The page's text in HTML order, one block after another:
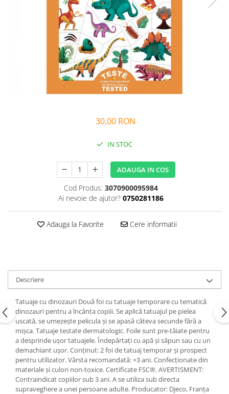
Alfabet si matematica
Jocuri de memorie si inteligenta
Seria Lectia de sanatate
Editura Galaxia Copiilor
Pisicile Războinice
Colectia Pia Papadia
30,00 RON
IN STOC
ADAUGA IN COS
Cod Produs: 3070900095984
Ai nevoie de ajutor? 0750281186
Adauga la Favorite Cere informatii
Descriere
Tatuaje cu dinozauri Două foi cu tatuaje temporare cu tematică
dinozauri pentru a încânta copiii. Se aplică tatuajul pe pielea
uscată, se umezește pelicula și se apasă câteva secunde fără a
mișca. Tatuaje testate dermatologic. Foile sunt pre-tăiate pentru
a desprinde ușor tatuajele. Îndepărtați cu apă și săpun sau cu un
demachiant ușor. Conținut: 2 foi de tatuaj temporar și prospect
pentru utilizator. Vârsta recomandată: +3 ani. Confecționate din
materiale și culori non-toxice. Certificate FSC®. AVERTISMENT:
Contraindicat copiilor sub 3 ani. A se utiliza sub directa
supraveghere a unei persoane adulte. Producator: Djeco, Franța